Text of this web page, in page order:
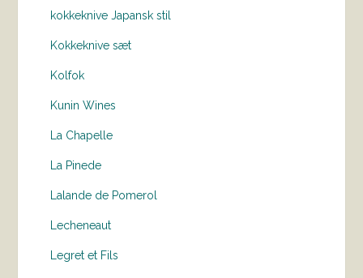
kokkeknive Japansk stil
Kokkeknive sæt
Kolfok
Kunin Wines
La Chapelle
La Pinede
Lalande de Pomerol
Lecheneaut
Legret et Fils